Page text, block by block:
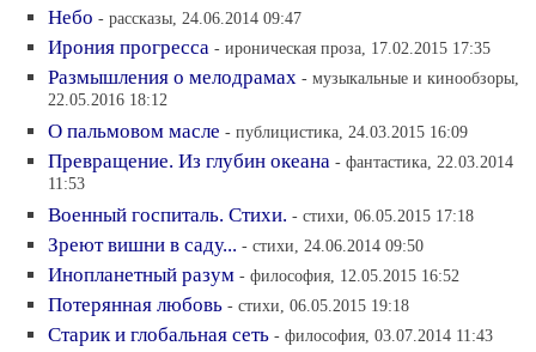
Небо - рассказы, 24.06.2014 09:47
Ирония прогресса - ироническая проза, 17.02.2015 17:35
Размышления о мелодрамах - музыкальные и кинообзоры,
22.05.2016 18:12
О пальмовом масле - публицистика, 24.03.2015 16:09
Превращение. Из глубин океана - фантастика, 22.03.2014
11:53
Военный госпиталь. Стихи. - стихи, 06.05.2015 17:18
Зреют вишни в саду... - стихи, 24.06.2014 09:50
Инопланетный разум - философия, 12.05.2015 16:52
Потерянная любовь - стихи, 06.05.2015 19:18
Старик и глобальная сеть - философия, 03.07.2014 11:43